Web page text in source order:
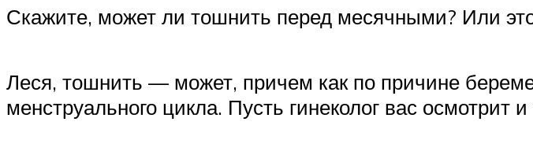
Скажите, может ли тошнить перед месячными? Или
Леся, тошнить — может, причем как по причине
менструального цикла. Пусть гинеколог вас осмотрит